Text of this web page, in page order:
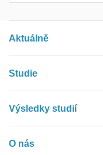
Aktuálně
Studie
Výsledky studií
O nás